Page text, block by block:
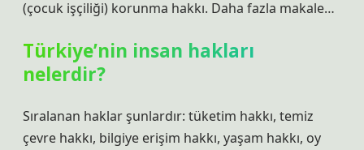
(çocuk işçiliği) korunma hakkı. Daha fazla makale…
Türkiye’nin insan hakları
nelerdir?
Sıralanan haklar şunlardır: tüketim hakkı, temiz
çevre hakkı, bilgiye erişim hakkı, yaşam hakkı, oy